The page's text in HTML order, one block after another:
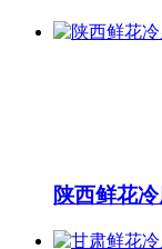
陕西鲜花